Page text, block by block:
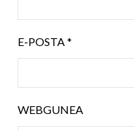
E-POSTA *
WEBGUNEA